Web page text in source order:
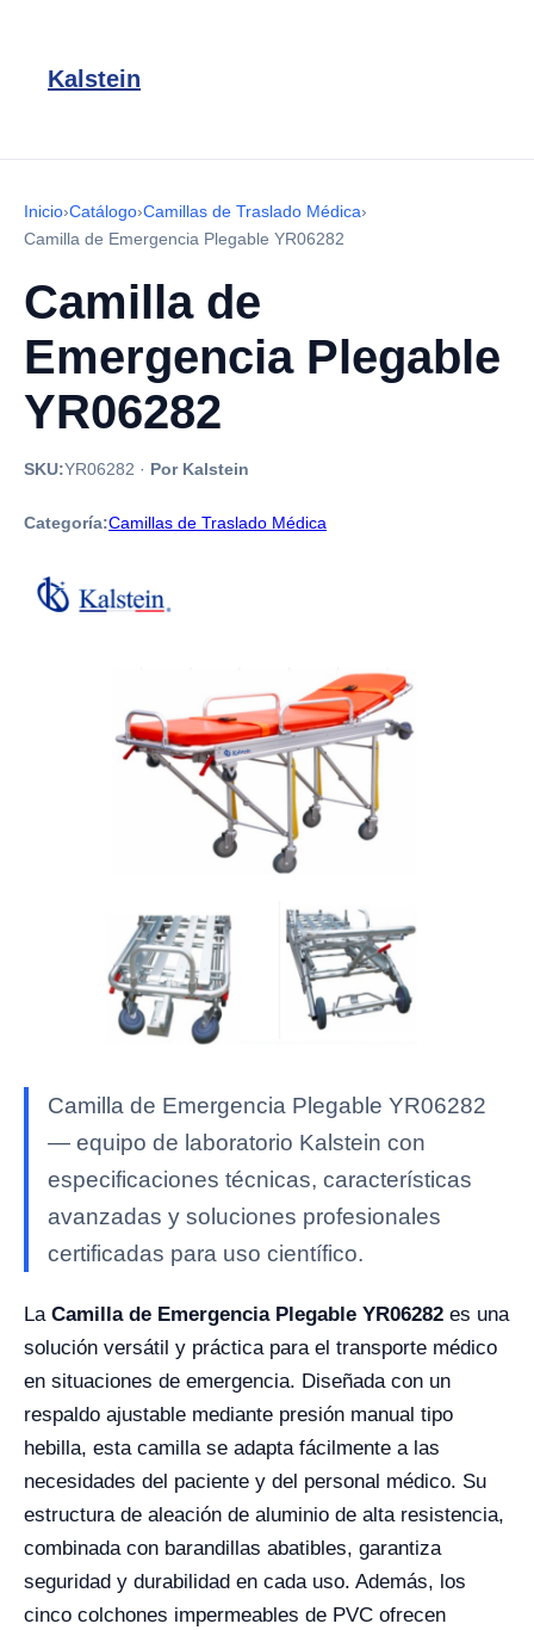
Kalstein
Inicio›Catálogo›Camillas de Traslado Médica›
Camilla de Emergencia Plegable YR06282
Camilla de
Emergencia Plegable
YR06282
SKU:YR06282 · Por Kalstein
Categoría:Camillas de Traslado Médica
Camilla de Emergencia Plegable YR06282
— equipo de laboratorio Kalstein con
especificaciones técnicas, características
avanzadas y soluciones profesionales
certificadas para uso científico.
La Camilla de Emergencia Plegable YR06282 es una
solución versátil y práctica para el transporte médico
en situaciones de emergencia. Diseñada con un
respaldo ajustable mediante presión manual tipo
hebilla, esta camilla se adapta fácilmente a las
necesidades del paciente y del personal médico. Su
estructura de aleación de aluminio de alta resistencia,
combinada con barandillas abatibles, garantiza
seguridad y durabilidad en cada uso. Además, los
cinco colchones impermeables de PVC ofrecen